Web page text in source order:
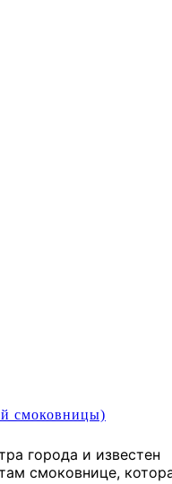
смоковницы)
города и известен
смоковнице,